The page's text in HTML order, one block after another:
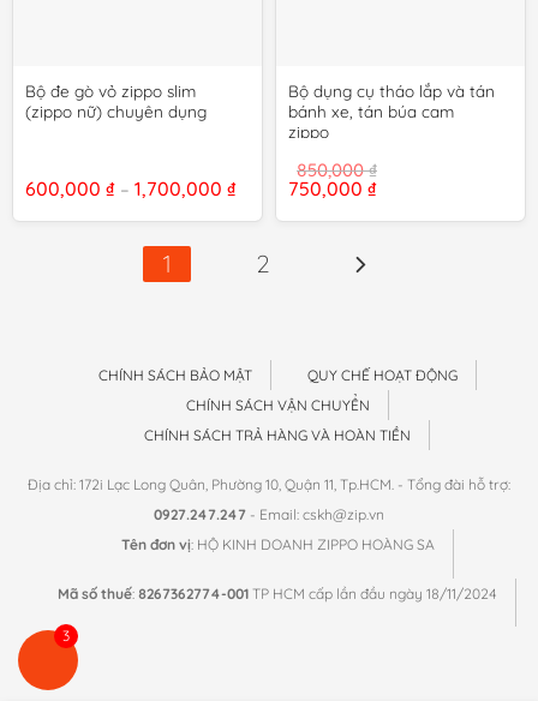
Bộ đe gò vỏ zippo slim
(zippo nữ) chuyên dụng
600,000 ₫ – 1,700,000 ₫Khoảng
từ
đến
1,700,000 ₫
Bộ dụng cụ tháo lắp và tán
bánh xe, tán búa cam
zippo
850,000₫
Giá
là:
750,000 ₫Giá
tại
1 2
CHÍNH SÁCH BẢO MẬT
QUY CHẾ HOẠT ĐỘNG
CHÍNH SÁCH VẬN CHUYỂN
CHÍNH SÁCH TRẢ HÀNG VÀ HOÀN TIỀN
Địa chỉ: 172i Lạc Long Quân, Phường 10, Quận 11, Tp.HCM. - Tổng đài hỗ trợ:
0927.247.247 - Email: cskh@zip.vn
Tên đơn vị: HỘ KINH DOANH ZIPPO HOÀNG SA
Mã số thuế:8267362774-001TP HCM cấp lần đầu ngày 18/11/2024
3